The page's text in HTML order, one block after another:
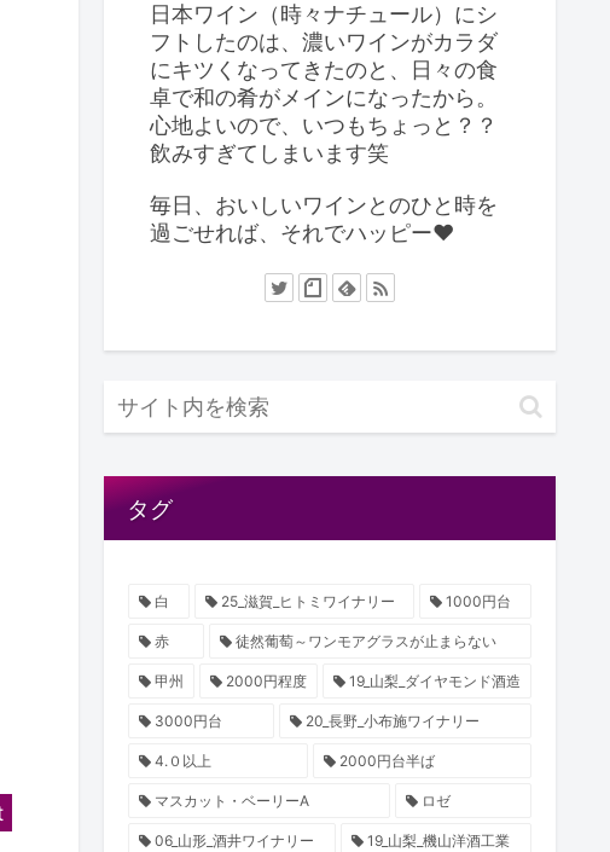
日本ワイン（時々ナチュール）にシ
フトしたのは、濃いワインがカラダ
にキツくなってきたのと、日々の食
卓で和の肴がメインになったから。
心地よいので、いつもちょっと？？
飲みすぎてしまいます笑
毎日、おいしいワインとのひと時を
過ごせれば、それでハッピー❤️
タグ
白 25_滋賀_ヒトミワイナリー 1000円台
赤 徒然葡萄～ワンモアグラスが止まらない
甲州 2000円程度 19_山梨_ダイヤモンド酒造
3000円台 20_長野_小布施ワイナリー
4.０以上 2000円台半ば
マスカット・ベーリーA ロゼ
06_山形_酒井ワイナリー 19_山梨_機山洋酒工業